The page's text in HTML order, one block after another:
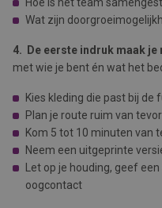
Wat zijn
4. De eerste indruk maak je
met wie je bent én wat het
Kies kleding die past bij de
Plan je route ruim van
Kom 5 tot 10 minuten van
Neem een uitgeprinte
Let op je houding, geef
oogcontact